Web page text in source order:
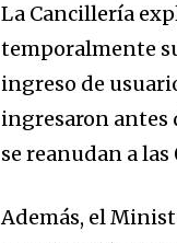
La Cancillería
temporalmente
ingreso de
ingresaron antes
se reanudan a las
Además, el